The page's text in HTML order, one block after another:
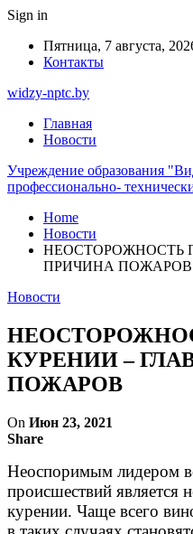
Sign in
Пятница, 7 августа,
Контакты
widzy-nptc.by
Главная
Новости
Учреждение образования
профессионально-
Home
Новости
НЕОСТОРОЖНОСТЬ
ПРИЧИНА ПОЖАРОВ
Новости
КУРЕНИИ –
ПОЖАРОВ
On Июн 23, 2021
Share
Неоспоримым лидером
происшествий является
курении. Чаще всего